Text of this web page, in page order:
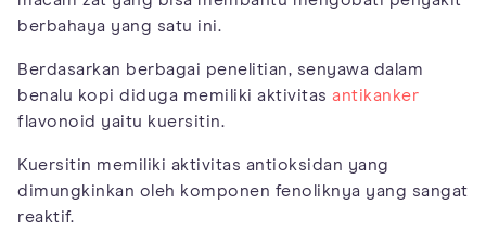
berbahaya yang satu ini.
Berdasarkan berbagai penelitian, senyawa dalam
benalu kopi diduga memiliki aktivitas antikanker
flavonoid yaitu kuersitin.
Kuersitin memiliki aktivitas antioksidan yang
dimungkinkan oleh komponen fenoliknya yang sangat
reaktif.